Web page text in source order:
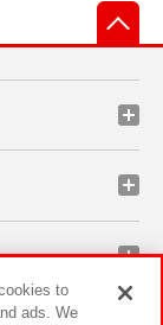
to
ads. We